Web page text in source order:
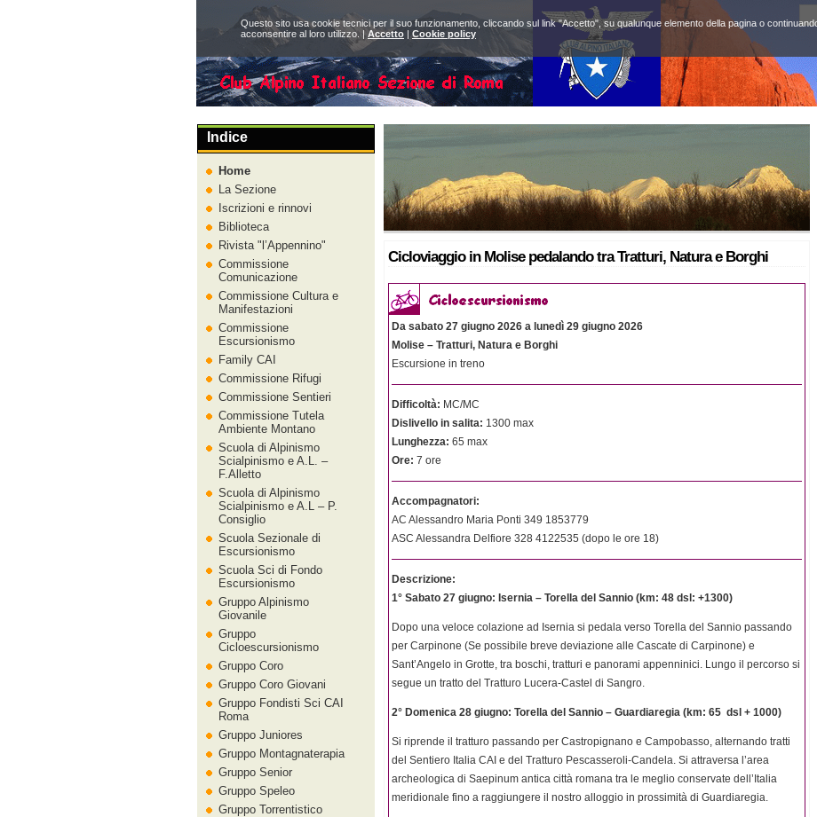
Cicloviaggio in Molise pedalando tra Tratturi, Natura e Borghi
Da sabato 27 giugno 2026 a lunedì 29 giugno 2026
Molise – Tratturi, Natura e Borghi
Escursione in treno
Difficoltà: MC/MC
Dislivello in salita: 1300 max
Lunghezza: 65 max
Ore: 7 ore
Accompagnatori:
AC Alessandro Maria Ponti 349 1853779
ASC Alessandra Delfiore 328 4122535 (dopo le ore 18)
Descrizione:
1° Sabato 27 giugno: Isernia – Torella del Sannio (km: 48 dsl: +1300)
Dopo una veloce colazione ad Isernia si pedala verso Torella del Sannio passando
per Carpinone (Se possibile breve deviazione alle Cascate di Carpinone) e
Sant’Angelo in Grotte, tra boschi, tratturi e panorami appenninici. Lungo il percorso si
segue un tratto del Tratturo Lucera-Castel di Sangro.
2° Domenica 28 giugno: Torella del Sannio – Guardiaregia (km: 65 dsl + 1000)
Si riprende il tratturo passando per Castropignano e Campobasso, alternando tratti
del Sentiero Italia CAI e del Tratturo Pescasseroli-Candela. Si attraversa l’area
archeologica di Saepinum antica città romana tra le meglio conservate dell’Italia
meridionale fino a raggiungere il nostro alloggio in prossimità di Guardiaregia.
Indice
Home
La Sezione
Iscrizioni e rinnovi
Biblioteca
Rivista
l’Appennino
Commissione
Comunicazione
Commissione Cultura e
Manifestazioni
Commissione
Escursionismo
Family CAI
Commissione Rifugi
Commissione Sentieri
Commissione Tutela
Ambiente Montano
Scuola di Alpinismo
Scialpinismo e A.L. –
F.Alletto
Scuola di Alpinismo
Scialpinismo e A.L – P.
Consiglio
Scuola Sezionale di
Escursionismo
Scuola Sci di Fondo
Escursionismo
Gruppo Alpinismo
Giovanile
Gruppo
Cicloescursionismo
Gruppo Coro
Gruppo Coro Giovani
Gruppo Fondisti Sci CAI
Roma
Gruppo Juniores
Gruppo Montagnaterapia
Gruppo Senior
Gruppo Speleo
Gruppo Torrentistico
Questo sito usa cookie tecnici per il suo funzionamento, cliccando sul link "Accetto", su qualunque elemento della pagina o
acconsentire al loro utilizzo. |Accetto | Cookie policy